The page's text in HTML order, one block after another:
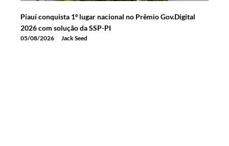
Piauí conquista 1º lugar nacional no Prêmio Gov.Digital
2026 com solução da SSP-PI
05/08/2026 Jack Seed